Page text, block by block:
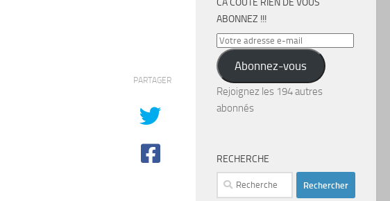
PARTAGER
CA COÛTE RIEN DE VOUS
ABONNEZ !!!
Votre
adresse
e-
mail
Abonnez-vous
Rejoignez les 194 autres
abonnés
RECHERCHE
Rechercher :